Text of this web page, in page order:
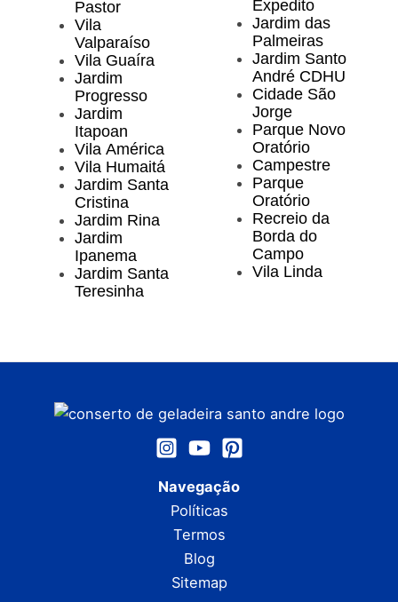
Pastor
Vila
Valparaíso
Vila Guaíra
Jardim
Progresso
Jardim
Itapoan
Vila América
Vila Humaitá
Jardim Santa
Cristina
Jardim Rina
Jardim
Ipanema
Jardim Santa
Teresinha
Expedito
Jardim das
Palmeiras
Jardim Santo
André CDHU
Cidade São
Jorge
Parque Novo
Oratório
Campestre
Parque
Oratório
Recreio da
Borda do
Campo
Vila Linda
Navegação
Políticas
Termos
Blog
Sitemap